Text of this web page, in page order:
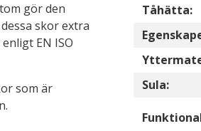
gör den
skor extra
EN ISO
som är
Tåhätta:
Sula: